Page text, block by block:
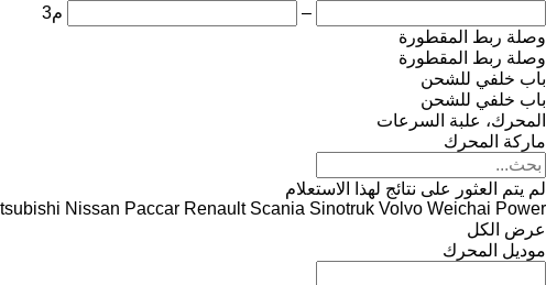
–
م3
وصلة ربط المقطورة
وصلة ربط المقطورة
باب خلفي للشحن
باب خلفي للشحن
المحرك، علبة السرعات
ماركة المحرك
لم يتم العثور على نتائج لهذا الاستعلام
Nissan Paccar Renault Scania Sinotruk Volvo Weichai Power
عرض الكل
موديل المحرك